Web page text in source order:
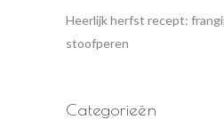
Heerlijk herfst recept:
stoofperen
Categorieën